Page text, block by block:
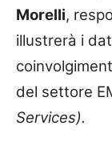
Morelli,
illustrerà i
del settore
Services).